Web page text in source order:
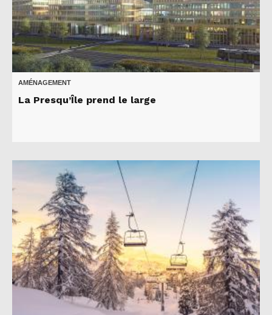
AMÉNAGEMENT
La Presqu’Île prend le large